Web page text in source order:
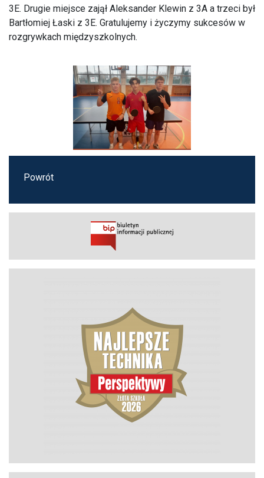
3E. Drugie miejsce zajął Aleksander Klewin z 3A a trzeci był
Bartłomiej Łaski z 3E. Gratulujemy i życzymy sukcesów w
rozgrywkach międzyszkolnych.
Powrót